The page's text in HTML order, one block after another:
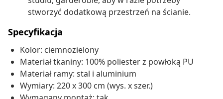
stworzyć dodatkową przestrzeń na ścianie.
Specyfikacja
Kolor: ciemnozielony
Materiał tkaniny: 100% poliester z powłoką PU
Materiał ramy: stal i aluminium
Wymiary: 220 x 300 cm (wys. x szer.)